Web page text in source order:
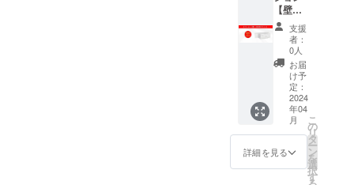
効率が
向上し
た場
合、一
般販売
価格が
変更に
なる可
能性も
ござい
ます。
※発送は
※ご注文
状況、
使用部
材の供
給状
況、製
造工程
上の都
合等に
より出
荷時期
が遅れ
【壁・
天井用
マウン
ト】 15
名様限
3,410円
(税込・
送料0
円) 【自
然故障
による
6ヶ月間
保証】
支援
者：
0人
お届
け予
定：
2024
年04
月
詳細を見る
こ
の
リ
タ
ー
ン
を
選
択
す